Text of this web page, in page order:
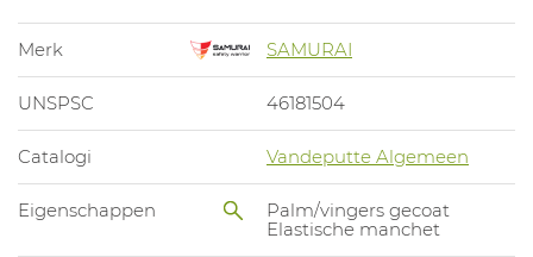
Merk SAMURAI
UNSPSC 46181504
Catalogi Vandeputte Algemeen
Eigenschappen
Palm/vingers gecoat
Elastische manchet